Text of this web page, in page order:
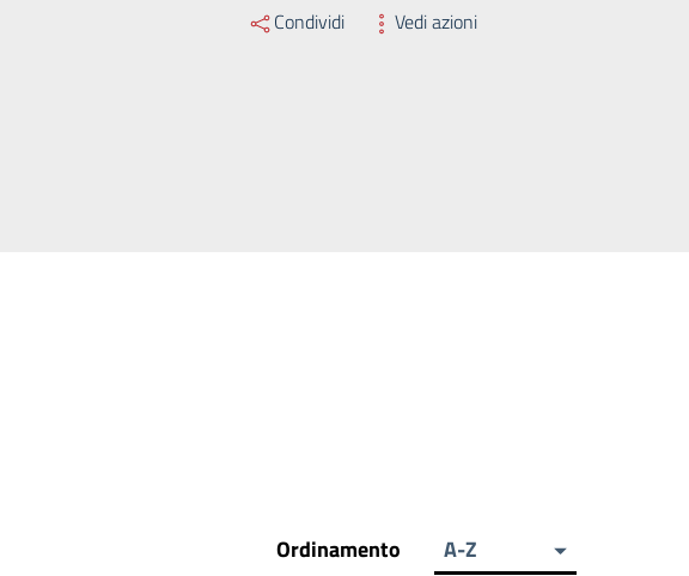
Condividi Vedi azioni
Ordinamento A-Z